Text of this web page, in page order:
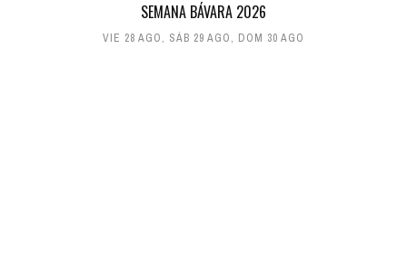
SEMANA BÁVARA 2026
VIE 28 AGO, SÁB 29 AGO, DOM 30 AGO